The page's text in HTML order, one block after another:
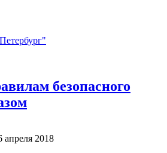
безопасного
апреля 2018